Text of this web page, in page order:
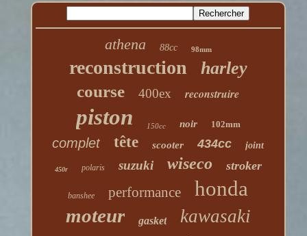
athena 88cc 98mm
reconstruction harley
course 400ex reconstruire
piston 150cc noir 102mm
complet tête scooter 434cc joint
450r polaris suzuki wiseco stroker
banshee performance honda
moteur gasket kawasaki